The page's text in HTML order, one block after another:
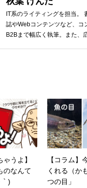
IT系のライティングを担当。
誌やWebコンテンツなど、コ
B2Bまで幅広く執筆。また、
ージ（SAN/NAS/LTO/SASな
ィ（BIOS/UTM/情報漏えい対
リ/内部統制・コンプライア
セキュリティ/メールセキュ
トワーク（KVMスイッチ/グ
バ/資産管理/シンクライアン
ど）、その他（.NET/BI/カタ
事例/パートナー取材など）…
●連絡先 メール：
ゃうよ】
のなんて
)
【コラム】
くれる（か
つの目」